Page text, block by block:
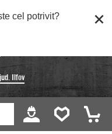
cel potrivit?
Ilfov